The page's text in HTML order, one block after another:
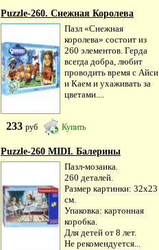
Puzzle-260. Снежная Королева
Пазл «Снежная
королева» состоит из
260 элементов. Герда
всегда добра, любит
проводить время с Айси
и Каем и ухаживать за
цветами....
233 руб Купить
Puzzle-260 MIDI. Балерины
Пазл-мозаика.
260 деталей.
Размер картинки: 32х23
см.
Упаковка: картонная
коробка.
Для детей от 8 лет.
Не рекомендуется...